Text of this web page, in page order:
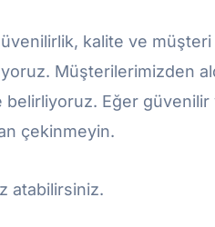
kalite ve müşteri
Müşterilerimizden
belirliyoruz. Eğer güvenilir
çekinmeyin.
atabilirsiniz.